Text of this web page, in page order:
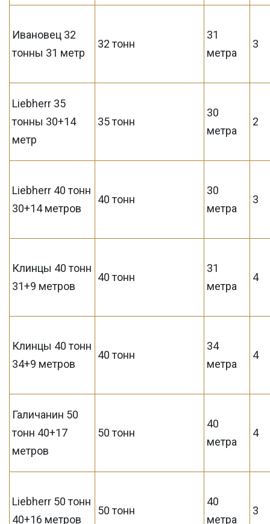
Ивановец 32
тонны 31 метр
32 тонн
31
метра
3
Liebherr 35
тонны 30+14
метр
35 тонн
30
метра
2
Liebherr 40 тонн
30+14 метров
40 тонн
30
метра
3
Клинцы 40 тонн
31+9 метров
40 тонн
31
метра
4
Клинцы 40 тонн
34+9 метров
40 тонн
34
метра
4
Галичанин 50
тонн 40+17
метров
50 тонн
40
метра
4
Liebherr 50 тонн
40+16 метров
50 тонн
40
метра
3